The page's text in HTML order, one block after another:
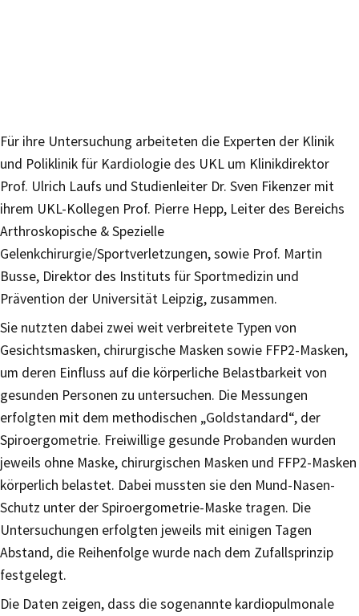
Für ihre Untersuchung arbeiteten die Experten der Klinik
und Poliklinik für Kardiologie des UKL um Klinikdirektor
Prof. Ulrich Laufs und Studienleiter Dr. Sven Fikenzer mit
ihrem UKL-Kollegen Prof. Pierre Hepp, Leiter des Bereichs
Arthroskopische & Spezielle
Gelenkchirurgie/Sportverletzungen, sowie Prof. Martin
Busse, Direktor des Instituts für Sportmedizin und
Prävention der Universität Leipzig, zusammen.
Sie nutzten dabei zwei weit verbreitete Typen von
Gesichtsmasken, chirurgische Masken sowie FFP2-Masken,
um deren Einfluss auf die körperliche Belastbarkeit von
gesunden Personen zu untersuchen. Die Messungen
erfolgten mit dem methodischen „Goldstandard“, der
Spiroergometrie. Freiwillige gesunde Probanden wurden
jeweils ohne Maske, chirurgischen Masken und FFP2-Masken
körperlich belastet. Dabei mussten sie den Mund-Nasen-
Schutz unter der Spiroergometrie-Maske tragen. Die
Untersuchungen erfolgten jeweils mit einigen Tagen
Abstand, die Reihenfolge wurde nach dem Zufallsprinzip
festgelegt.
Die Daten zeigen, dass die sogenannte kardiopulmonale